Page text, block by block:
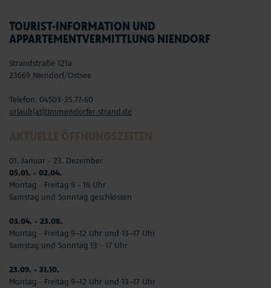
TOURIST-INFORMATION UND
APPARTEMENTVERMITTLUNG NIENDORF
Strandstraße 121a
23669 Niendorf/Ostsee
Telefon: 04503-35 77-60
urlaub(at)timmendorfer-strand.de
01. Januar - 23. Dezember
05.01. - 02.04.
Montag - Freitag 9 - 16 Uhr
Samstag und Sonntag geschlossen
03.04. - 23.08.
Montag - Freitag 9–12 Uhr und 13–17 Uhr
Samstag und Sonntag 13 - 17 Uhr
23.09. - 31.10.
Montag - Freitag 9–12 Uhr und 13–17 Uhr